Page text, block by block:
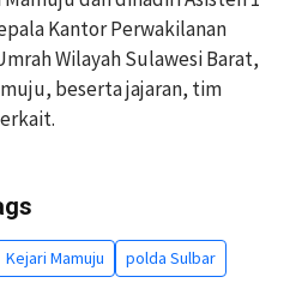
Kantor Perwakilanan
Wilayah Sulawesi Barat,
beserta jajaran, tim
Kejari Mamuju polda Sulbar